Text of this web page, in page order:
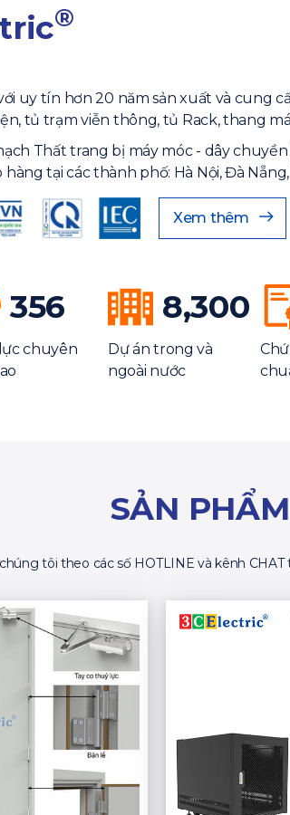
®
uy tín hơn 20 năm sản xuất và cung
tủ trạm viễn thông, tủ Rack, thang
Thất trang bị máy móc - dây chuyền
tại các thành phố: Hà Nội, Đà Nẵng,
Xem thêm
356
chuyên
8,300
Dự án trong và
ngoài nước
SẢN
tôi theo các số HOTLINE và kênh